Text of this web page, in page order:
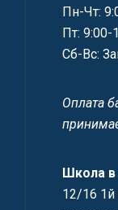
Пн-Чт:
Пт: 9:00-
Сб-Вс:
Оплата
Школа в
12/16 1й